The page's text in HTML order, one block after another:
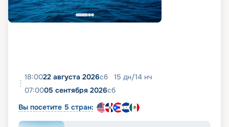
18:0022 августа 2026сб 15 дн/14 нч
07:0005 сентября 2026сб
Вы посетите 5 стран: